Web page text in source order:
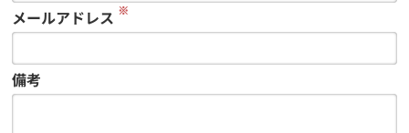
メールアドレス ※
備考